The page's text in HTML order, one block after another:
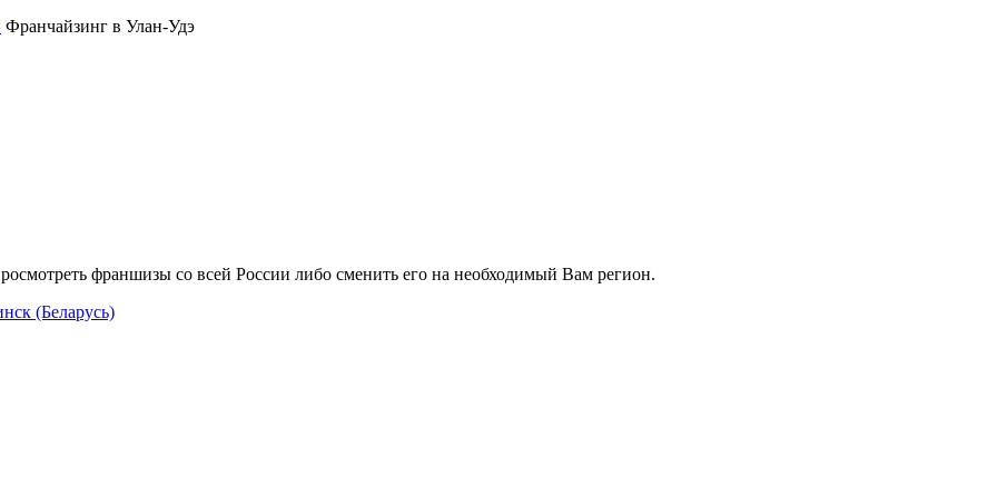
Франчайзинг в Улан-Удэ
франшизы со всей России либо сменить его на необходимый Вам регион.
(Беларусь)